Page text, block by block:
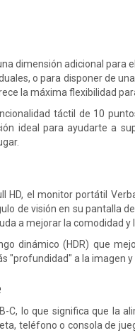
dimensión adicional para
o para disponer de
la máxima flexibilidad
táctil de 10
ideal para ayudarte a
HD, el monitor portátil
de visión en su pantalla
a mejorar la comodidad
dinámico (HDR) que
"profundidad" a la imagen
C, lo que significa que la
teléfono o consola de